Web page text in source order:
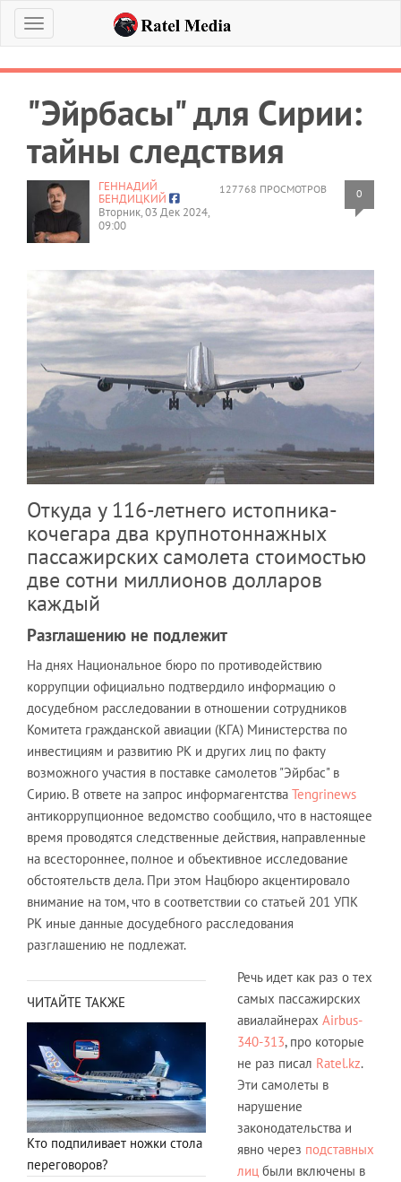
Меню
"Эйрбасы" для Сирии:
тайны следствия
127768 ПРОСМОТРОВ 0
ГЕННАДИЙ
БЕНДИЦКИЙ
Вторник, 03 Дек 2024,
09:00
Откуда у 116-летнего истопника-
кочегара два крупнотоннажных
пассажирских самолета стоимостью
две сотни миллионов долларов
каждый
Разглашению не подлежит
На днях Национальное бюро по противодействию
коррупции официально подтвердило информацию о
досудебном расследовании в отношении сотрудников
Комитета гражданской авиации (КГА) Министерства по
инвестициям и развитию РК и других лиц по факту
возможного участия в поставке самолетов "Эйрбас" в
Сирию. В ответе на запрос информагентства Tengrinews
антикоррупционное ведомство сообщило, что в настоящее
время проводятся следственные действия, направленные
на всестороннее, полное и объективное исследование
обстоятельств дела. При этом Нацбюро акцентировало
внимание на том, что в соответствии со статьей 201 УПК
РК иные данные досудебного расследования
разглашению не подлежат.
ЧИТАЙТЕ ТАКЖЕ
Кто подпиливает ножки стола
переговоров?
Речь идет как раз о тех
самых пассажирских
авиалайнерах Airbus-
340-313, про которые
не раз писал Ratel.kz.
Эти самолеты в
нарушение
законодательства и
явно через подставных
лиц были включены в